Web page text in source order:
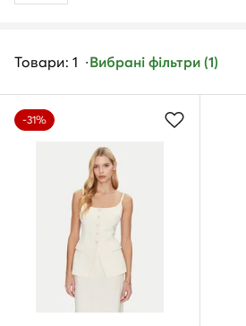
Товари: 1 Вибрані фільтри (1)
-31%